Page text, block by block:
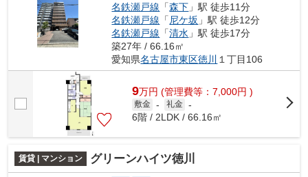
名鉄瀬戸線 「森下 」駅 徒歩11分
名鉄瀬戸線 「尼ケ坂 」駅 徒歩12分
名鉄瀬戸線 「清水 」駅 徒歩17分
築27年 / 66.16㎡
愛知県名古屋市東区徳川 １丁目106
9万円 (管理費等：7,000円 )
敷金 - 礼金 -
6階 / 2LDK / 66.16㎡
賃貸 | マンション グリーンハイツ徳川